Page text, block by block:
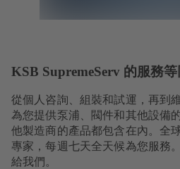
KSB SupremeServ 的服務
從個人咨詢、組裝和試運，再到
為您提供泵浦、閥件和其他設備
他製造商的產品都包含在內。全
專家，每週七天全天候為您服務
給我們。